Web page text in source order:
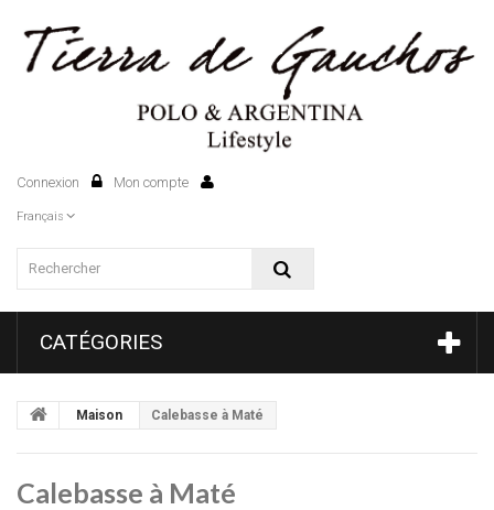
Connexion Mon compte
Français
CATÉGORIES
Maison Calebasse à Maté
Calebasse à Maté